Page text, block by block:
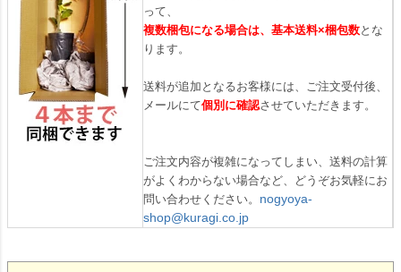
って、
複数梱包になる場合は、基本送料×梱包数とな
ります。
送料が追加となるお客様には、ご注文受付後、
メールにて個別に確認させていただきます。
ご注文内容が複雑になってしまい、送料の計算
がよくわからない場合など、どうぞお気軽にお
問い合わせください。 nogyoya-
shop@kuragi.co.jp